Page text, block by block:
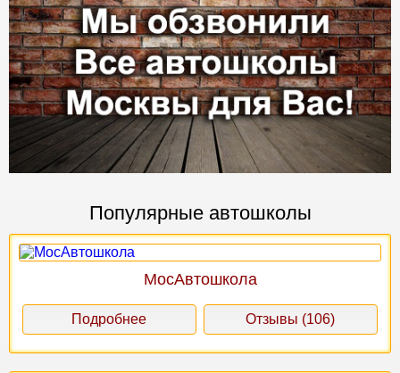
Популярные автошколы
МосАвтошкола
Подробнее Отзывы (106)